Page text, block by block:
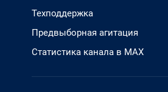
Техподдержка
Предвыборная агитация
Статистика канала в MAX